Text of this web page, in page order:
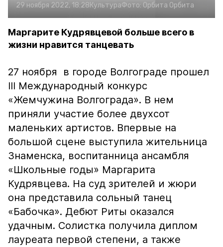
29 ноября 2022, 18:28КультураФото: Орбита Орбита
Маргарите Кудрявцевой больше всего в
жизни нравится танцевать
27 ноября в городе Волгограде прошел
III Международный конкурс
«Жемчужина Волгограда». В нем
приняли участие более двухсот
маленьких артистов. Впервые на
большой сцене выступила жительница
Знаменска, воспитанница ансамбля
«Школьные годы» Маргарита
Кудрявцева. На суд зрителей и жюри
она представила сольный танец
«Бабочка». Дебют Риты оказался
удачным. Солистка получила диплом
лауреата первой степени, а также